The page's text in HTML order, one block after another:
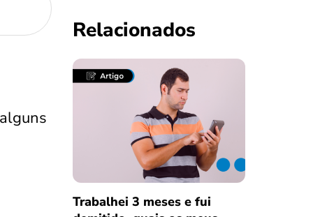
Relacionados
Trabalhei 3 meses e fui